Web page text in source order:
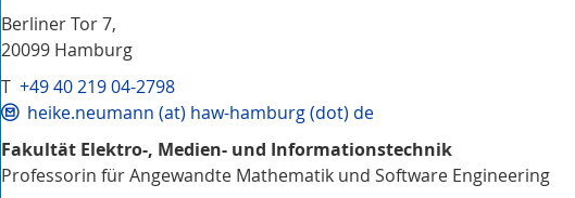
Berliner Tor 7,
20099 Hamburg
T +49 40 219 04-2798
heike.neumann (at) haw-hamburg (dot) de
Fakultät Elektro-, Medien- und Informationstechnik
Professorin für Angewandte Mathematik und Software Engineering